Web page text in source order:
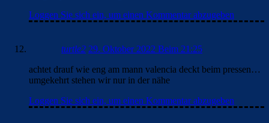
Loggen Sie sich ein, um einen Kommentar abzugeben
turtle2 29. Oktober 2022 Beim 21:25
achtet drauf wie eng am mann valencia deckt beim pressen…
umgekehrt stehen wir nur in der nähe
Loggen Sie sich ein, um einen Kommentar abzugeben